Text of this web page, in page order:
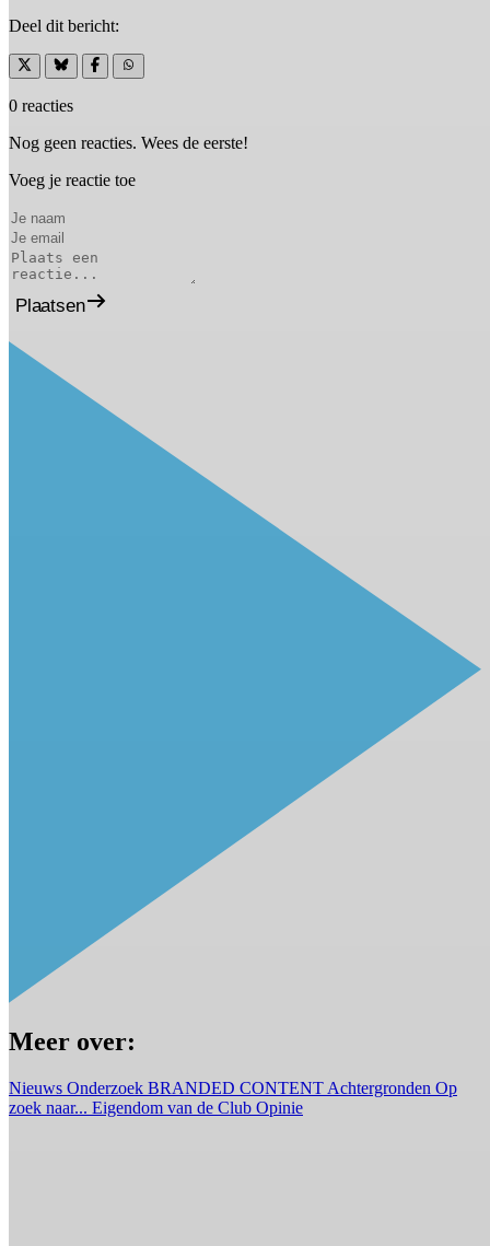
Deel dit bericht:
0 reacties
Nog geen reacties. Wees de eerste!
Voeg je reactie toe
Plaatsen
Meer over:
Nieuws Onderzoek BRANDED CONTENT Achtergronden Op
zoek naar... Eigendom van de Club Opinie